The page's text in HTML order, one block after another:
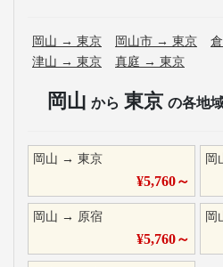
岡山 → 東京 岡山市 → 東京
津山 → 東京 真庭 → 東京
岡山 から 東京 の各地
岡山 → 東京
¥5,760～
岡
岡山 → 原宿
¥5,760～
岡